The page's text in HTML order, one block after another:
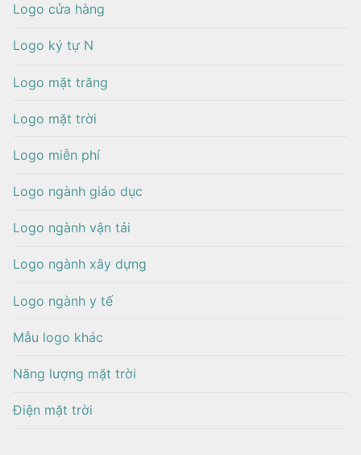
Logo cửa hàng
Logo ký tự N
Logo mặt trăng
Logo mặt trời
Logo miễn phí
Logo ngành giáo dục
Logo ngành vận tải
Logo ngành xây dựng
Logo ngành y tế
Mẫu logo khác
Năng lượng mặt trời
Điện mặt trời